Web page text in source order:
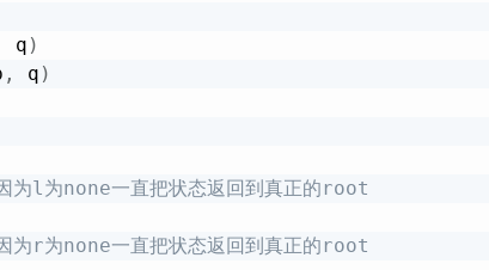
q )
, q )
为l为none一直把状态返回到真正的root
为r为none一直把状态返回到真正的root